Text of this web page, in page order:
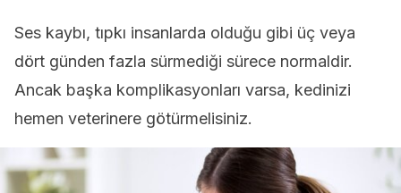
Ses kaybı, tıpkı insanlarda olduğu gibi üç veya
dört günden fazla sürmediği sürece normaldir.
Ancak başka komplikasyonları varsa, kedinizi
hemen veterinere götürmelisiniz.